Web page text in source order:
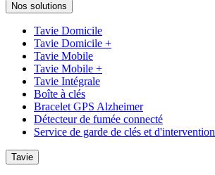
Nos solutions
Tavie Domicile
Tavie Domicile +
Tavie Mobile
Tavie Mobile +
Tavie Intégrale
Boîte à clés
Bracelet GPS Alzheimer
Détecteur de fumée connecté
Service de garde de clés et d'intervention
Tavie